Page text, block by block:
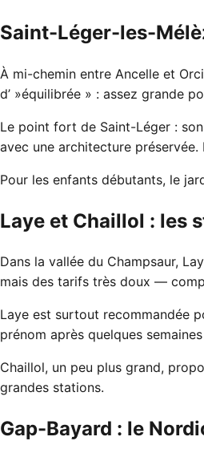
Saint-Léger-les-
À mi-chemin entre Ancelle et
d’ »équilibrée » : assez grande
Le point fort de Saint-Léger :
avec une architecture
Pour les enfants débutants, le
Laye et Chaillol : les
Dans la vallée du Champsaur,
mais des tarifs très doux —
Laye est surtout recommandée
prénom après quelques
Chaillol, un peu plus grand,
grandes stations.
Gap-Bayard : le